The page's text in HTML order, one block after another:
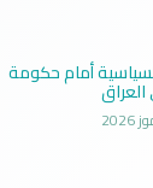
أمام حكومة